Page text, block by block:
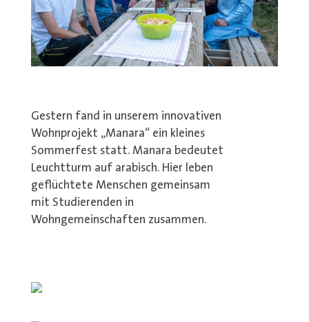
Gestern fand in unserem innovativen
Wohnprojekt „Manara“ ein kleines
Sommerfest statt. Manara bedeutet
Leuchtturm auf arabisch. Hier leben
geflüchtete Menschen gemeinsam
mit Studierenden in
Wohngemeinschaften zusammen.